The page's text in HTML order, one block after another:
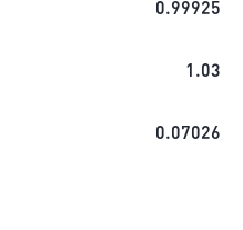
0.99925
1.03
0.07026